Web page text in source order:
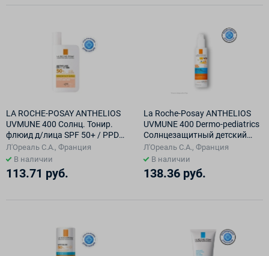
LA ROCHE-POSAY ANTHELIOS
UVMUNE 400 Солнц. Тонир.
флюид д/лица SPF 50+ / PPD
42 50мл
Л'Ореаль С.А., Франция
В наличии
113.71 руб.
La Roche-Posay ANTHELIOS
UVMUNE 400 Dermo-pediatrics
Солнцезащитный детский
спрей для лица и тела SPF
50+/PPD 27, 200 мл
Л'Ореаль С.А., Франция
В наличии
138.36 руб.